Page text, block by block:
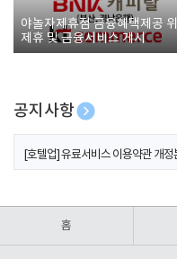
야놀자제휴점 금융혜택제공
제휴 및 금융서비스 게시
공지사항
[호텔업] 개인정보 처리방침 개정본1
[호텔업] 유료서비스 이용약관 개정
홈